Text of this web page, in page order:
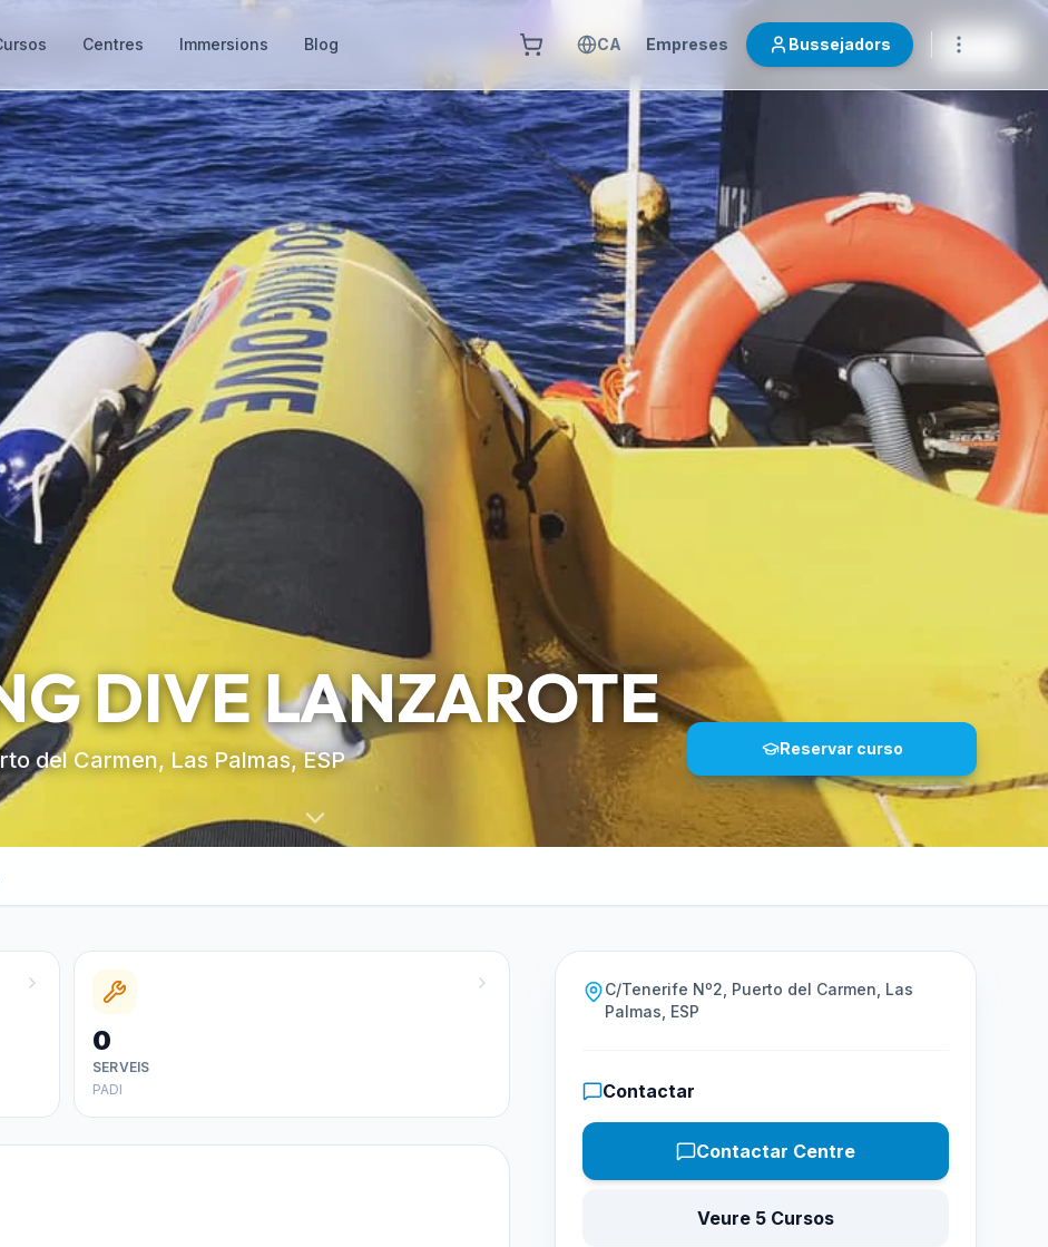
Centres Immersions Blog CA Empreses Bussejadors
DIVE LANZAROTE
del Carmen, Las Palmas, ESP Reservar curso
0
SERVEIS
PADI
C/Tenerife Nº2, Puerto del Carmen, Las
Palmas, ESP
Contactar
Contactar Centre
Veure 5 Cursos